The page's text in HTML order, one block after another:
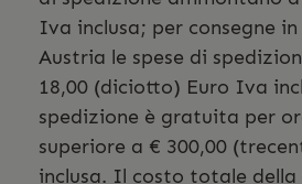
Iva inclusa; per consegne
Austria le spese di
18,00 (diciotto) Euro Iva
spedizione è gratuita per
superiore a € 300,00
inclusa. Il costo totale della